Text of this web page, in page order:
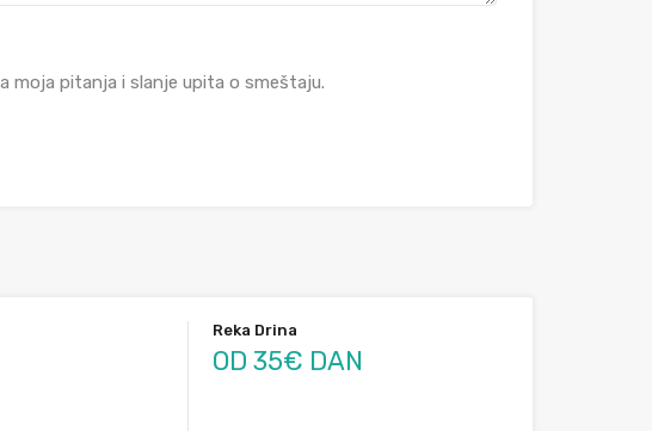
moja pitanja i slanje upita o smeštaju.
Reka Drina
OD 35€ DAN